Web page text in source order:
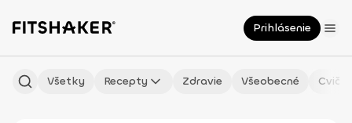
Prihlásenie
Všetky Recepty Zdravie Všeobecné